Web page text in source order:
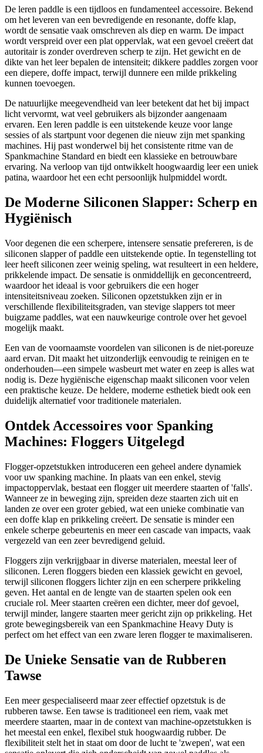
De leren paddle is een tijdloos en fundamenteel accessoire. Bekend
om het leveren van een bevredigende en resonante, doffe klap,
wordt de sensatie vaak omschreven als diep en warm. De impact
wordt verspreid over een plat oppervlak, wat een gevoel creëert dat
autoritair is zonder overdreven scherp te zijn. Het gewicht en de
dikte van het leer bepalen de intensiteit; dikkere paddles zorgen voor
een diepere, doffe impact, terwijl dunnere een milde prikkeling
kunnen toevoegen.
De natuurlijke meegevendheid van leer betekent dat het bij impact
licht vervormt, wat veel gebruikers als bijzonder aangenaam
ervaren. Een leren paddle is een uitstekende keuze voor lange
sessies of als startpunt voor degenen die nieuw zijn met spanking
machines. Hij past wonderwel bij het consistente ritme van de
Spankmachine Standard en biedt een klassieke en betrouwbare
ervaring. Na verloop van tijd ontwikkelt hoogwaardig leer een uniek
patina, waardoor het een echt persoonlijk hulpmiddel wordt.
De Moderne Siliconen Slapper: Scherp en
Hygiënisch
Voor degenen die een scherpere, intensere sensatie prefereren, is de
siliconen slapper of paddle een uitstekende optie. In tegenstelling tot
leer heeft siliconen zeer weinig speling, wat resulteert in een heldere,
prikkelende impact. De sensatie is onmiddellijk en geconcentreerd,
waardoor het ideaal is voor gebruikers die een hoger
intensiteitsniveau zoeken. Siliconen opzetstukken zijn er in
verschillende flexibiliteitsgraden, van stevige slappers tot meer
buigzame paddles, wat een nauwkeurige controle over het gevoel
mogelijk maakt.
Een van de voornaamste voordelen van siliconen is de niet-poreuze
aard ervan. Dit maakt het uitzonderlijk eenvoudig te reinigen en te
onderhouden—een simpele wasbeurt met water en zeep is alles wat
nodig is. Deze hygiënische eigenschap maakt siliconen voor velen
een praktische keuze. De heldere, moderne esthetiek biedt ook een
duidelijk alternatief voor traditionele materialen.
Ontdek Accessoires voor Spanking
Machines: Floggers Uitgelegd
Flogger-opzetstukken introduceren een geheel andere dynamiek
voor uw spanking machine. In plaats van een enkel, stevig
impactoppervlak, bestaat een flogger uit meerdere staarten of 'falls'.
Wanneer ze in beweging zijn, spreiden deze staarten zich uit en
landen ze over een groter gebied, wat een unieke combinatie van
een doffe klap en prikkeling creëert. De sensatie is minder een
enkele scherpe gebeurtenis en meer een cascade van impacts, vaak
vergezeld van een zeer bevredigend geluid.
Floggers zijn verkrijgbaar in diverse materialen, meestal leer of
siliconen. Leren floggers bieden een klassiek gewicht en gevoel,
terwijl siliconen floggers lichter zijn en een scherpere prikkeling
geven. Het aantal en de lengte van de staarten spelen ook een
cruciale rol. Meer staarten creëren een dichter, meer dof gevoel,
terwijl minder, langere staarten meer gericht zijn op prikkeling. Het
grote bewegingsbereik van een Spankmachine Heavy Duty is
perfect om het effect van een zware leren flogger te maximaliseren.
De Unieke Sensatie van de Rubberen
Tawse
Een meer gespecialiseerd maar zeer effectief opzetstuk is de
rubberen tawse. Een tawse is traditioneel een riem, vaak met
meerdere staarten, maar in de context van machine-opzetstukken is
het meestal een enkel, flexibel stuk hoogwaardig rubber. De
flexibiliteit stelt het in staat om door de lucht te 'zwepen', wat een